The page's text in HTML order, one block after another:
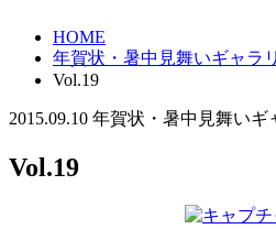
HOME
年賀状・暑中見舞いギャラ
Vol.19
2015.09.10 年賀状・暑中見舞いギ
Vol.19